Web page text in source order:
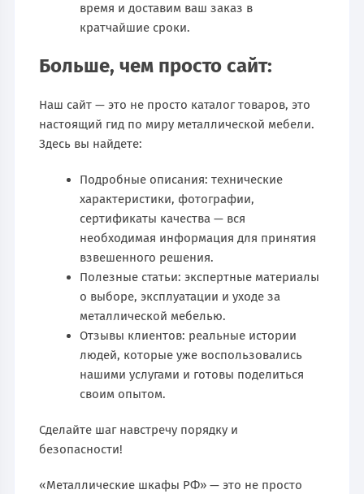
время и доставим ваш заказ в
кратчайшие сроки.
Больше, чем просто сайт:
Наш сайт — это не просто каталог товаров, это
настоящий гид по миру металлической мебели.
Здесь вы найдете:
Подробные описания: технические
характеристики, фотографии,
сертификаты качества — вся
необходимая информация для принятия
взвешенного решения.
Полезные статьи: экспертные материалы
о выборе, эксплуатации и уходе за
металлической мебелью.
Отзывы клиентов: реальные истории
людей, которые уже воспользовались
нашими услугами и готовы поделиться
своим опытом.
Сделайте шаг навстречу порядку и
безопасности!
«Металлические шкафы РФ» — это не просто